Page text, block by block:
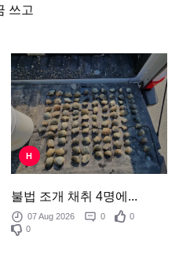
쓰고
H
불법 조개 채취 4명에...
07 Aug 2026 0
0
0